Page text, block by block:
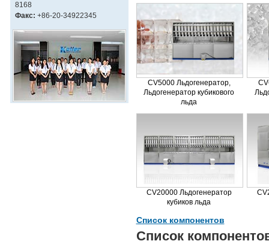
8168
Факс: +86-20-34922345
CV5000 Льдогенератор,
Льдогенератор кубикового
льда
CV20000 Льдогенератор
кубиков льда
Список компонентов
Список